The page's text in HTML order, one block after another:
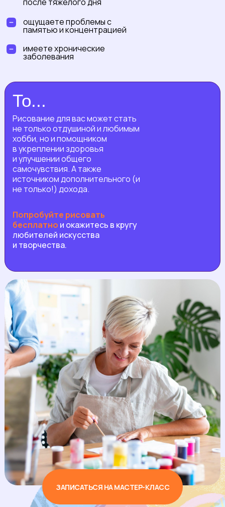
То...
Рисование для вас может стать
не только отдушиной и любимым
хобби, но и помощником
в укреплении здоровья
и улучшении общего
самочувствия. А также
источником дополнительного (и
не только!) дохода.
Попробуйте рисовать
бесплатно и окажитесь в кругу
любителей искусства
и творчества.
имеете хронические
заболевания
ощущаете проблемы с
памятью и концентрацией
ЗАПИСАТЬСЯ НА МАСТЕР-КЛАСС